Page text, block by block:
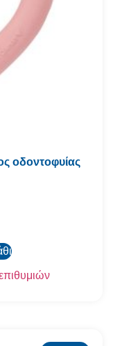
οδοντοφυίας